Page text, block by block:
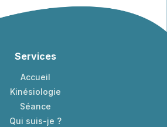
Services
Accueil
Kinésiologie
Séance
Qui suis-je ?